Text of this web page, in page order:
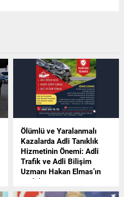
Ölümlü ve Yaralanmalı
Kazalarda Adli Tanıklık
Hizmetinin Önemi: Adli
Trafik ve Adli Bilişim
Uzmanı Hakan Elmas’ın
Katkıları
Ölümlü ve Yaralanmalı